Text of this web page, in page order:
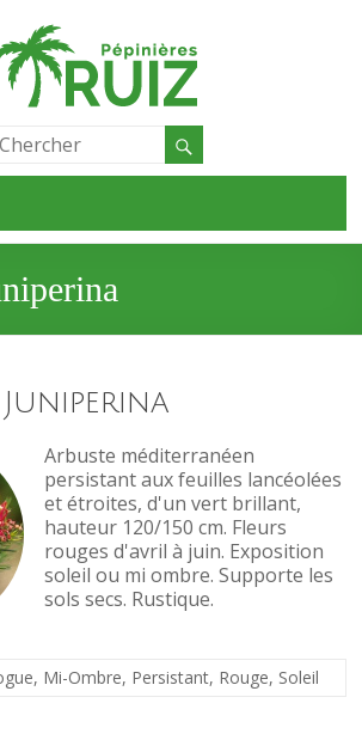
Arbuste méditerranéen
persistant aux feuilles lancéolées
et étroites, d'un vert brillant,
hauteur 120/150 cm. Fleurs
rouges d'avril à juin. Exposition
soleil ou mi ombre. Supporte les
sols secs. Rustique.
, Mi-Ombre, Persistant, Rouge, Soleil